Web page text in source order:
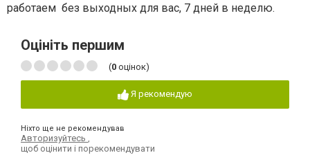
работаем без выходных для вас, 7 дней в неделю.
Оцініть першим
(0 оцінок)
Я рекомендую
Ніхто ще не рекомендував
Авторизуйтесь
щоб оцінити і порекомендувати